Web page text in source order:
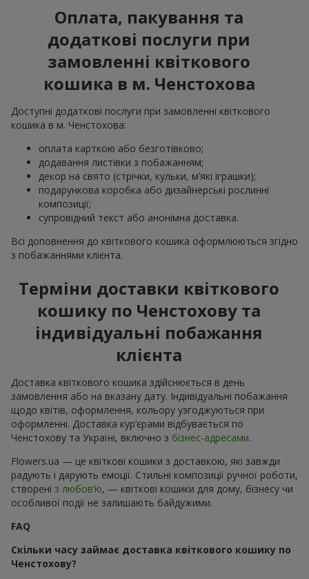
Оплата, пакування та
додаткові послуги при
замовленні квіткового
кошика в м. Ченстохова
Доступні додаткові послуги при замовленні квіткового
кошика в м. Ченстохова:
оплата карткою або безготівково;
додавання листівки з побажанням;
декор на свято (стрічки, кульки, м’які іграшки);
подарункова коробка або дизайнерські рослинні
композиції;
супровідний текст або анонімна доставка.
Всі доповнення до квіткового кошика оформлюються згідно
з побажаннями клієнта.
Терміни доставки квіткового
кошику по Ченстохову та
індивідуальні побажання
клієнта
Доставка квіткового кошика здійснюється в день
замовлення або на вказану дату. Індивідуальні побажання
щодо квітів, оформлення, кольору узгоджуються при
оформленні. Доставка кур’єрами відбувається по
Ченстохову та Україні, включно з бізнес-адресами.
Flowers.ua — це квіткові кошики з доставкою, які завжди
радують і дарують емоції. Стильні композиції ручної роботи,
створені з любов’ю, — квіткові кошики для дому, бізнесу чи
особливої події не залишають байдужими.
FAQ
Скільки часу займає доставка квіткового кошику по
Ченстохову?